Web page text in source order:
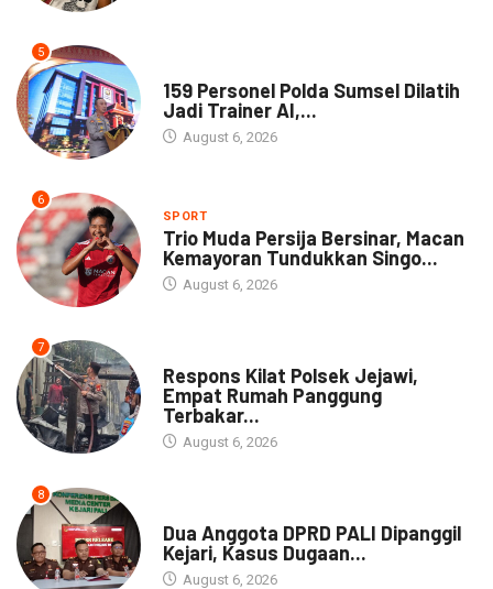
5
159 Personel Polda Sumsel Dilatih
Jadi Trainer AI,...
August 6, 2026
6
SPORT
Trio Muda Persija Bersinar, Macan
Kemayoran Tundukkan Singo...
August 6, 2026
7
Respons Kilat Polsek Jejawi,
Empat Rumah Panggung
Terbakar...
August 6, 2026
8
Dua Anggota DPRD PALI Dipanggil
Kejari, Kasus Dugaan...
August 6, 2026